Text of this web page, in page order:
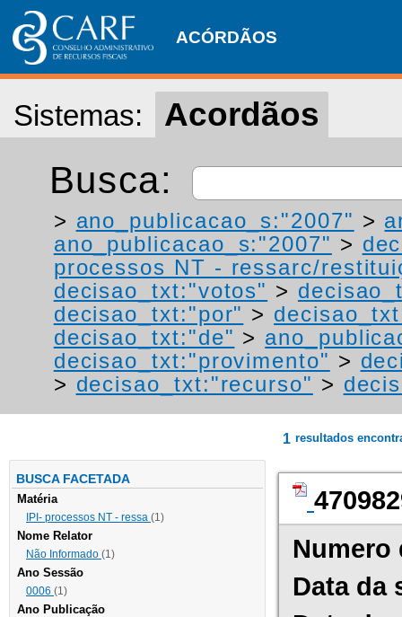
ACÓRDÃOS
Sistemas: Acordãos
Busca:
> ano_publicacao_s:"2007" >
ano_publicacao_s:"2007" >
processos NT - ressarc/
decisao_txt:"votos" >
decisao_txt:"por" >
decisao_txt:"de" >
decisao_txt:"provimento" >
> decisao_txt:"recurso" >
BUSCA FACETADA
Matéria
IPI- processos NT - ressa (1)
Nome Relator
Não Informado (1)
Ano Sessão
0006 (1)
Ano Publicação
1 resultados
Numero
Data da